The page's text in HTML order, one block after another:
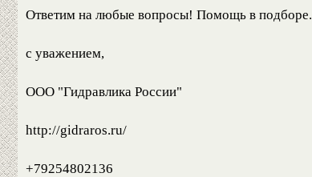
Ответим на любые вопросы! Помощь в подборе.
с уважением,
ООО "Гидравлика России"
http://gidraros.ru/
+79254802136